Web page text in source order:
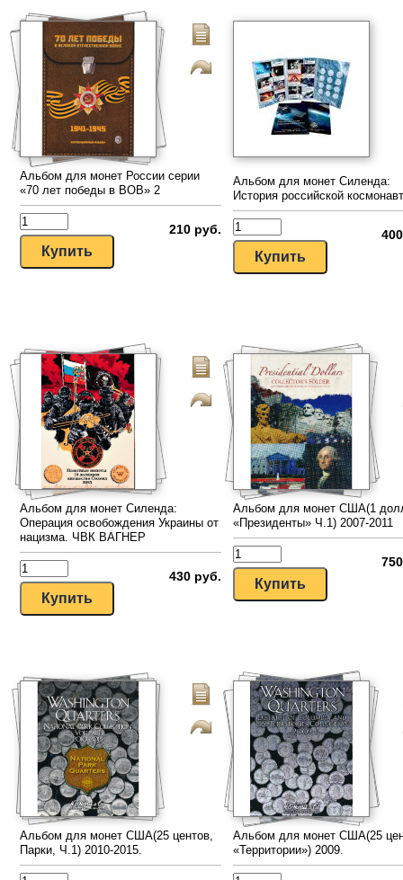
Альбом для монет России серии
«70 лет победы в ВОВ» 2
210 руб.
Альбом для монет Силенда:
История российской
Альбом для монет Силенда:
Операция освобождения Украины от
нацизма. ЧВК ВАГНЕР
430 руб.
Альбом для монет США(1
«Президенты» Ч.1) 2007-2011
Альбом для монет США(25 центов,
Парки, Ч.1) 2010-2015.
Альбом для монет США(25
«Территории») 2009.